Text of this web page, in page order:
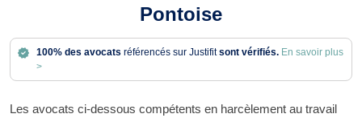
Pontoise
100% des avocats référencés sur Justifitsont vérifiés. En savoir plus
>
Les avocats ci-dessous compétents en harcèlement au travail